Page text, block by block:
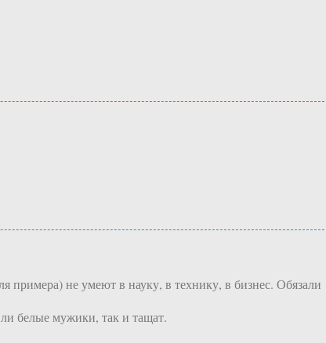
не умеют в науку, в технику, в бизнес. Обязали
белые мужики, так и тащат.